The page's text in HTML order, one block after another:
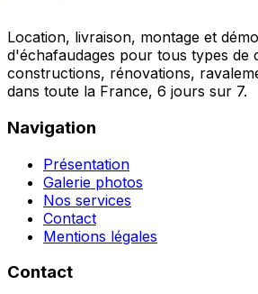
Location, livraison, montage et
d'échafaudages pour tous types de
constructions, rénovations,
dans toute la France, 6 jours sur 7.
Navigation
Présentation
Galerie photos
Nos services
Contact
Mentions légales
Contact